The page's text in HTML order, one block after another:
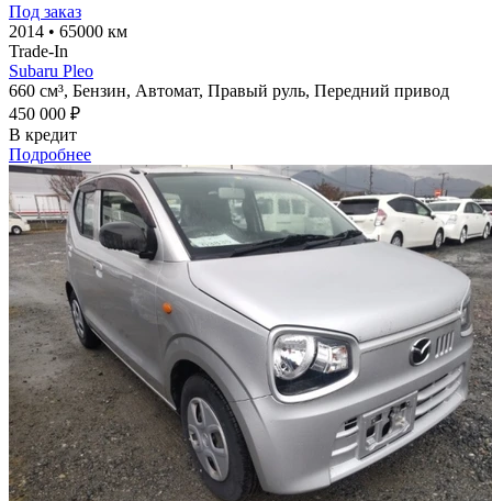
Под заказ
2014 • 65000 км
Trade-In
Subaru Pleo
660 см³, Бензин, Автомат, Правый руль, Передний привод
450 000 ₽
В кредит
Подробнее